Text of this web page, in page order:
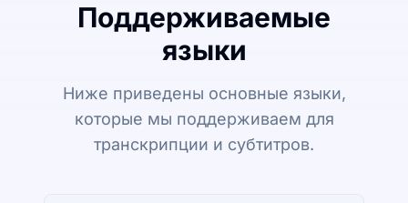
Поддерживаемые
языки
Ниже приведены основные языки,
которые мы поддерживаем для
транскрипции и субтитров.